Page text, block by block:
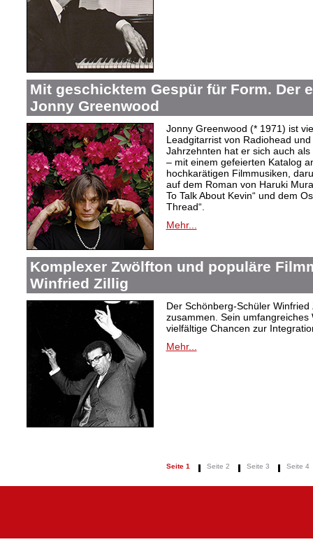
Mit geschicktem Gespür für Form. Der
Jonny Greenwood
Jonny Greenwood (* 1971) ist
Leadgitarrist von Radiohead
Jahrzehnten hat er sich auch
– mit einem gefeierten Katalog
hochkarätigen Filmmusiken,
auf dem Roman von Haruki
To Talk About Kevin“ und dem
Thread“.
Mehr...
Komplexer Zwölfton und populäre
Winfried Zillig
Der Schönberg-Schüler
zusammen. Sein
vielfältige Chancen zur
Mehr...
Seite 1 Seite 2 Seite 3 Seite 4